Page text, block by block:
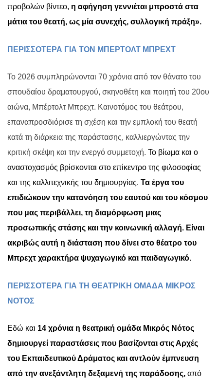
προβολών βίντεο, η αφήγηση γεννιέται μπροστά στα
μάτια του θεατή, ως μία συνεχής, συλλογική πράξη».
ΠΕΡΙΣΣΟΤΕΡΑ ΓΙΑ ΤΟΝ ΜΠΕΡΤΟΛΤ ΜΠΡΕΧΤ
Το 2026 συμπληρώνονται 70 χρόνια από τον θάνατο του
σπουδαίου δραματουργού, σκηνοθέτη και ποιητή του 20ου
αιώνα, Μπέρτολτ Μπρεχτ. Καινοτόμος του θεάτρου,
επαναπροσδιόρισε τη σχέση και την εμπλοκή του θεατή
κατά τη διάρκεια της παράστασης, καλλιεργώντας την
κριτική σκέψη και την ενεργό συμμετοχή. Το βίωμα και ο
αναστοχασμός βρίσκονται στο επίκεντρο της φιλοσοφίας
και της καλλιτεχνικής του δημιουργίας. Τα έργα του
επιδιώκουν την κατανόηση του εαυτού και του κόσμου
που μας περιβάλλει, τη διαμόρφωση μιας
προσωπικής στάσης και την κοινωνική αλλαγή. Είναι
ακριβώς αυτή η διάσταση που δίνει στο θέατρο του
Μπρεχτ χαρακτήρα ψυχαγωγικό και παιδαγωγικό.
ΠΕΡΙΣΣΟΤΕΡΑ ΓΙΑ ΤΗ ΘΕΑΤΡΙΚΗ ΟΜΑΔΑ ΜΙΚΡΟΣ
ΝΟΤΟΣ
Εδώ και 14 χρόνια η θεατρική ομάδα Μικρός Νότος
δημιουργεί παραστάσεις που βασίζονται στις Αρχές
του Εκπαιδευτικού Δράματος και αντλούν έμπνευση
από την ανεξάντλητη δεξαμενή της παράδοσης, από